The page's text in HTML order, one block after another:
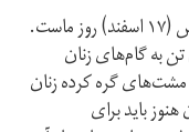
آن‌ها در این بیانیه تاکید کرده‌اند: «هشتم مارس (۱۷ اسفند) روز ماست.
به گام‌های زنان
مشت‌های گره کرده زنان
باید برای